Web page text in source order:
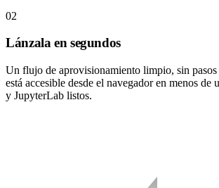
02
Lánzala en segundos
Un flujo de aprovisionamiento limpio, sin
está accesible desde el navegador en menos de
y JupyterLab listos.